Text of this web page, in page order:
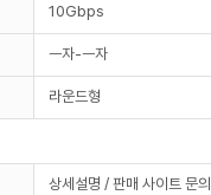
10Gbps
ㅡ자-ㅡ자
라운드형
상세설명 / 판매 사이트 문의